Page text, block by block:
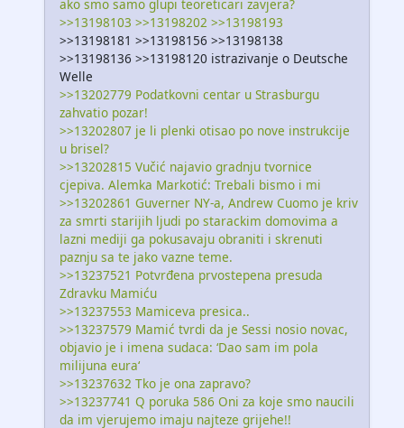
ako smo samo glupi teoreticari zavjera?
>>13198103 >>13198202 >>13198193
>>13198181 >>13198156 >>13198138
>>13198136 >>13198120 istrazivanje o Deutsche
Welle
>>13202779 Podatkovni centar u Strasburgu
zahvatio pozar!
>>13202807 je li plenki otisao po nove instrukcije
u brisel?
>>13202815 Vučić najavio gradnju tvornice
cjepiva. Alemka Markotić: Trebali bismo i mi
>>13202861 Guverner NY-a, Andrew Cuomo je kriv
za smrti starijih ljudi po starackim domovima a
lazni mediji ga pokusavaju obraniti i skrenuti
paznju sa te jako vazne teme.
>>13237521 Potvrđena prvostepena presuda
Zdravku Mamiću
>>13237553 Mamiceva presica..
>>13237579 Mamić tvrdi da je Sessi nosio novac,
objavio je i imena sudaca: ‘Dao sam im pola
milijuna eura‘
>>13237632 Tko je ona zapravo?
>>13237741 Q poruka 586 Oni za koje smo naucili
da im vjerujemo imaju najteze grijehe!!